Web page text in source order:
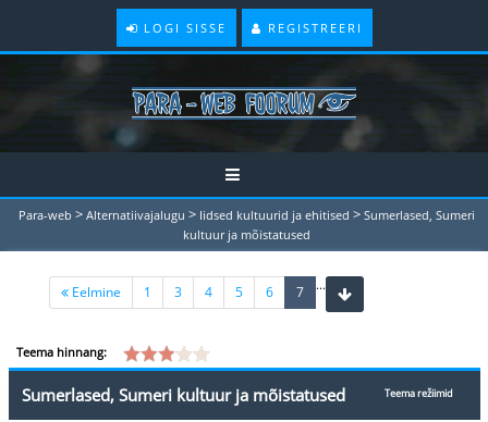
LOGI SISSE REGISTREERI
Para-web > Alternatiivajalugu > Iidsed kultuurid ja ehitised > Sumerlased, Sumeri
kultuur ja mõistatused
Eelmine 1 ...
3 4 5 6 7(current)
Teema hinnang:
Teema režiimid
Sumerlased, Sumeri kultuur ja mõistatused